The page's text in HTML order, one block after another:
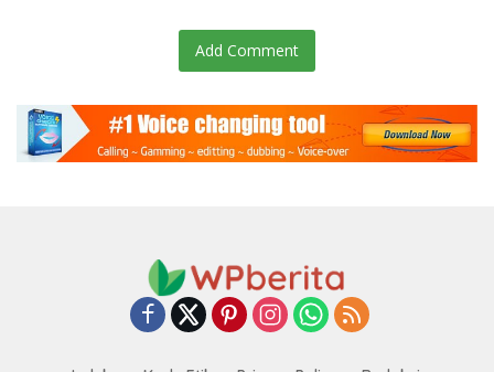
Add Comment